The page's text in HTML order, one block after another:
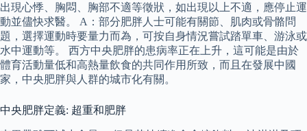
出現心悸、胸悶、胸部不適等徵狀，如出現以上不適，應停止運
動並儘快求醫。 A：部分肥胖人士可能有關節、肌肉或骨骼問
題，選擇運動時要量力而為，可按自身情況嘗試踏單車、游泳或
水中運動等。 西方中央肥胖的患病率正在上升，這可能是由於
體育活動量低和高熱量飲食的共同作用所致，而且在發展中國
家，中央肥胖與人群的城市化有關。
中央肥胖定義: 超重和肥胖